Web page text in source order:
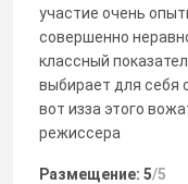
участие очень
совершенно
классный
выбирает для себя
вот изза этого
режиссера
Размещение: 5/5